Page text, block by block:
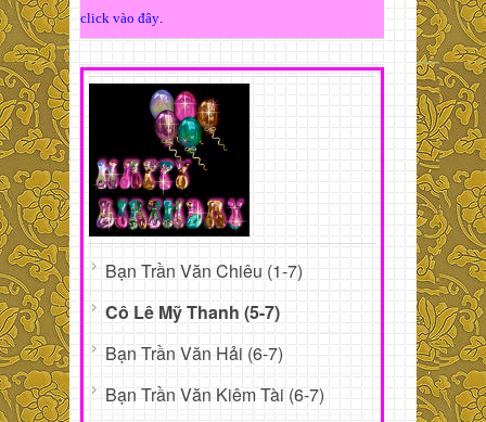
click vào đây.
Bạn Trần Văn Chiêu (1-7)
Cô Lê Mỹ Thanh (5-7)
Bạn Trần Văn Hải (6-7)
Bạn Trần Văn Kiêm Tài (6-7)